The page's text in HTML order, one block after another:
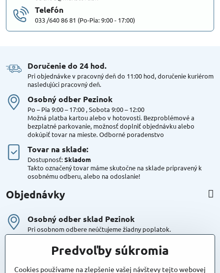
Telefón
033 /640 86 81 (Po-Pia: 9:00 - 17:00)
Doručenie do 24 hod​.
Pri objednávke v pracovný deň do 11:00 hod, doručenie kuriérom
nasledujúci pracovný deň.
Osobný odber Pezinok
Po – Pia 9:00 – 17:00 , Sobota 9:00 – 12:00
Možná platba kartou alebo v hotovosti. Bezproblémové a
bezplatné parkovanie, možnosť doplniť objednávku alebo
dokúpiť tovar na mieste. Odborné poradenstvo
Tovar na sklade:
Dostupnosť:Skladom
Takto označený tovar máme skutočne na sklade pripravený k
osobnému odberu, alebo na odoslanie!
Objednávky
Osobný odber sklad Pezinok
Pri osobnom odbere neúčtujeme žiadny poplatok.
Kuriér DPD , Geis
Cena za dopravu:
Predvoľby súkromia
Cookies používame na zlepšenie vašej návštevy tejto webovej